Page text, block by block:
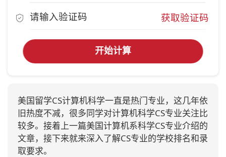
获取验证码
开始计算
美国留学CS计算机科学一直是热门专业，这几年依
旧热度不减，很多同学对计算机科学CS专业关注比
较多。接着上一篇美国计算机系科学CS专业介绍的
文章，接下来就来深入了解CS专业的学校排名和录
取要求。